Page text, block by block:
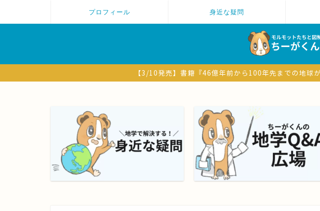
プロフィール 身近な疑問
【3/10発売】書籍『46億年前から100年先までの地球